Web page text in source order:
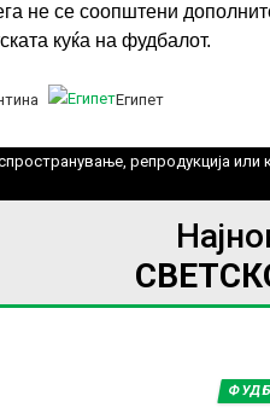
не се соопштени
куќа на фудбалот.
Египет
репродукција